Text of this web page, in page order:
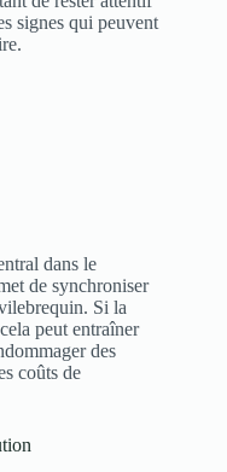
signes qui peuvent
dans le
de synchroniser
Si la
peut entraîner
des
coûts de